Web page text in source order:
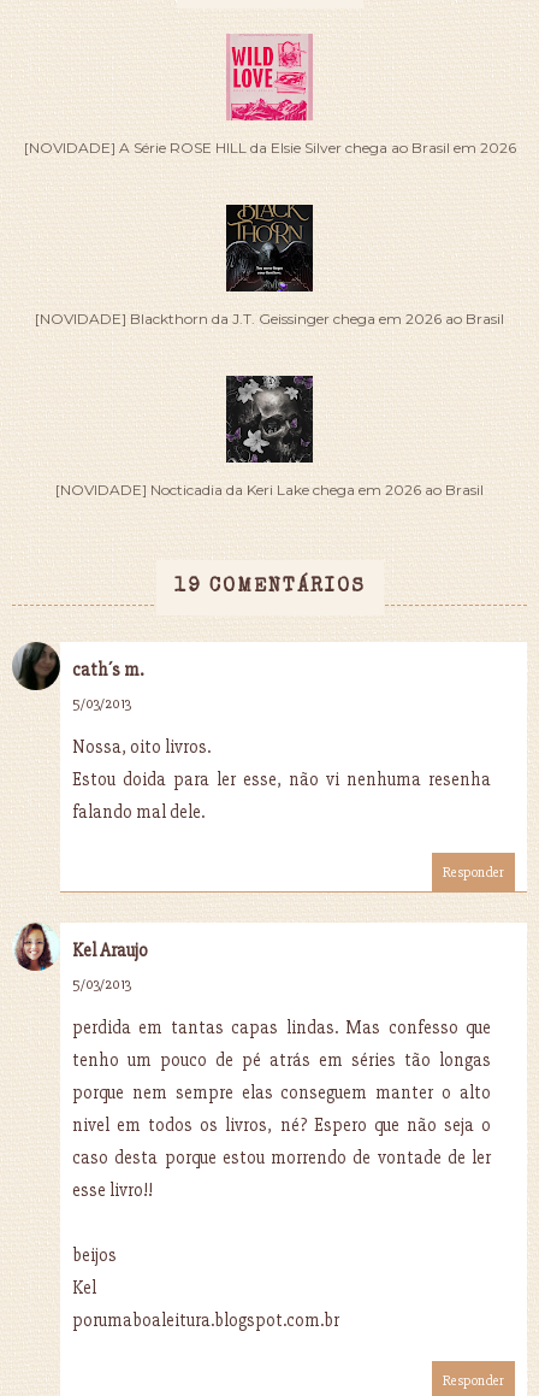
[NOVIDADE] A Série ROSE HILL da Elsie Silver chega ao Brasil em 2026
[NOVIDADE] Blackthorn da J.T. Geissinger chega em 2026 ao Brasil
[NOVIDADE] Nocticadia da Keri Lake chega em 2026 ao Brasil
19 COMENTÁRIOS
cath´s m.
5/03/2013
Nossa, oito livros.
Estou doida para ler esse, não vi nenhuma resenha
falando mal dele.
Responder
Kel Araujo
5/03/2013
perdida em tantas capas lindas. Mas confesso que
tenho um pouco de pé atrás em séries tão longas
porque nem sempre elas conseguem manter o alto
nivel em todos os livros, né? Espero que não seja o
caso desta porque estou morrendo de vontade de ler
esse livro!!
beijos
Kel
porumaboaleitura.blogspot.com.br
Responder